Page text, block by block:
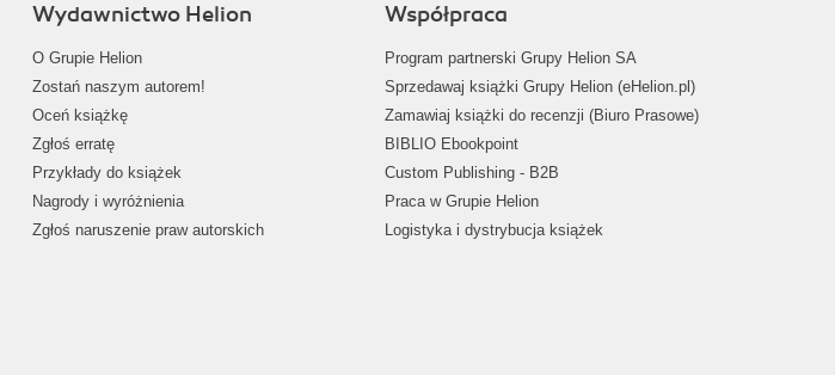
Wydawnictwo Helion
O Grupie Helion
Zostań naszym autorem!
Oceń książkę
Zgłoś erratę
Przykłady do książek
Nagrody i wyróżnienia
Zgłoś naruszenie praw autorskich
Współpraca
Program partnerski Grupy Helion SA
Sprzedawaj książki Grupy Helion (eHelion.pl)
Zamawiaj książki do recenzji (Biuro Prasowe)
BIBLIO Ebookpoint
Custom Publishing - B2B
Praca w Grupie Helion
Logistyka i dystrybucja książek